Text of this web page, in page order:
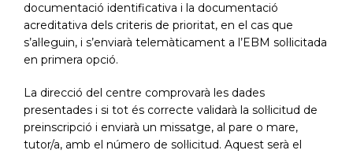
documentació identificativa i la documentació
acreditativa dels criteris de prioritat, en el cas que
s’al·leguin, i s’enviarà telemàticament a l’EBM sol·licitada
en primera opció.
La direcció del centre comprovarà les dades
presentades i si tot és correcte validarà la sol·licitud de
preinscripció i enviarà un missatge, al pare o mare,
tutor/a, amb el número de sol·licitud. Aquest serà el